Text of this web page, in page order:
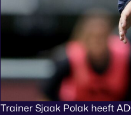
Trainer Sjaak Polak heeft